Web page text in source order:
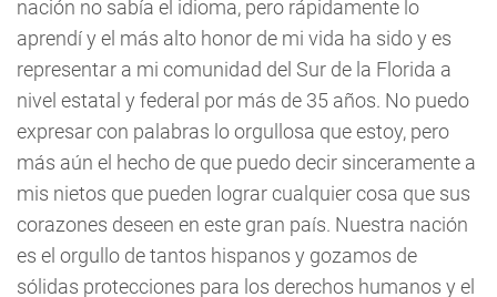
nación no sabía el idioma, pero rápidamente lo
aprendí y el más alto honor de mi vida ha sido y es
representar a mi comunidad del Sur de la Florida a
nivel estatal y federal por más de 35 años. No puedo
expresar con palabras lo orgullosa que estoy, pero
más aún el hecho de que puedo decir sinceramente a
mis nietos que pueden lograr cualquier cosa que sus
corazones deseen en este gran país. Nuestra nación
es el orgullo de tantos hispanos y gozamos de
sólidas protecciones para los derechos humanos y el